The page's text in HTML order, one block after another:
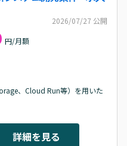
2026/07/27 公開
円/月額
、Cloud Run等）を用いた
詳細を見る